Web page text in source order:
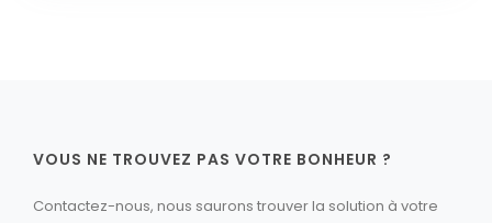
VOUS NE TROUVEZ PAS VOTRE BONHEUR ?
Contactez-nous, nous saurons trouver la solution à votre